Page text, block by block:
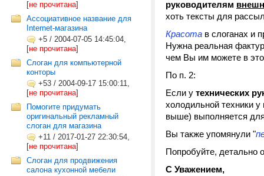
[не прочитана]
Ассоциативное название для
Internet-магазина
+5 / 2004-07-05 14:45:04,
[не прочитана]
Слоган для компьютерной
конторы
+53 / 2004-09-17 15:00:11,
[не прочитана]
Помогите придумать
оригинальный рекламный
слоган для магазина
+11 / 2017-01-27 22:30:54,
[не прочитана]
Слоган для продвижения
салона кухонной мебели
руководителям
хоть тексты для
Красота в слоганах и
Нужна реальная
чем Вы им можете в
По п. 2:
Если у технических
холодильной техники
выше) выполняется
Вы также упомянули "
Попробуйте, детально
С Уважением,